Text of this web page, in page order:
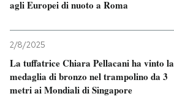
agli Europei di nuoto a Roma
2/8/2025
La tuffatrice Chiara Pellacani ha vinto la
medaglia di bronzo nel trampolino da 3
metri ai Mondiali di Singapore